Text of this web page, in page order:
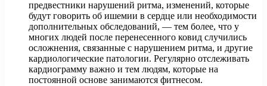
предвестники нарушений ритма, изменений, которые
будут говорить об ишемии в сердце или необходимости
дополнительных обследований, — тем более, что у
многих людей после перенесенного ковид случились
осложнения, связанные с нарушением ритма, и другие
кардиологические патологии. Регулярно отслеживать
кардиограмму важно и тем людям, которые на
постоянной основе занимаются фитнесом.